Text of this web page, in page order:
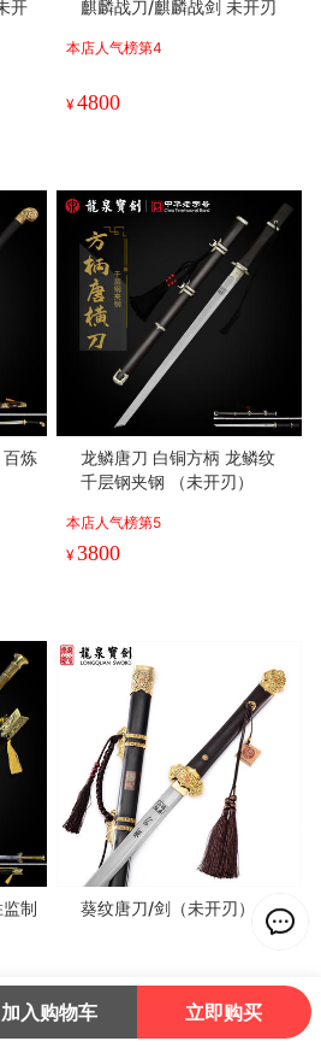
开
麒麟战刀/麒麟战剑 未开刃
本店人气榜第4
¥4800
炼
龙鳞唐刀 白铜方柄 龙鳞纹
千层钢夹钢 （未开刃）
本店人气榜第5
¥3800
葵纹唐刀/剑（未开刃）
¥3800
加入购物车 立即购买